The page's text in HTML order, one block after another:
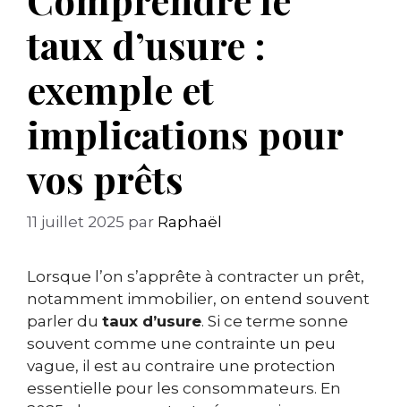
taux d’usure :
exemple et
implications pour
vos prêts
11 juillet 2025 par Raphaël
Lorsque l’on s’apprête à contracter un prêt,
notamment immobilier, on entend souvent
parler du taux d’usure. Si ce terme sonne
souvent comme une contrainte un peu
vague, il est au contraire une protection
essentielle pour les consommateurs. En